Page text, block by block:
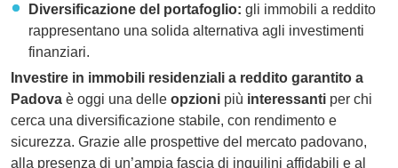
Diversificazione del portafoglio: gli immobili a reddito
rappresentano una solida alternativa agli investimenti
finanziari.
Investire in immobili residenziali a reddito garantito a
Padova è oggi una delle opzioni più interessanti per chi
cerca una diversificazione stabile, con rendimento e
sicurezza. Grazie alle prospettive del mercato padovano,
alla presenza di un’ampia fascia di inquilini affidabili e al